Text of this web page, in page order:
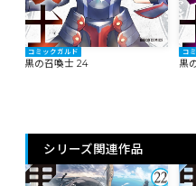
コミックガルド
黒の召喚士 24
コ
黒
シリーズ関連作品